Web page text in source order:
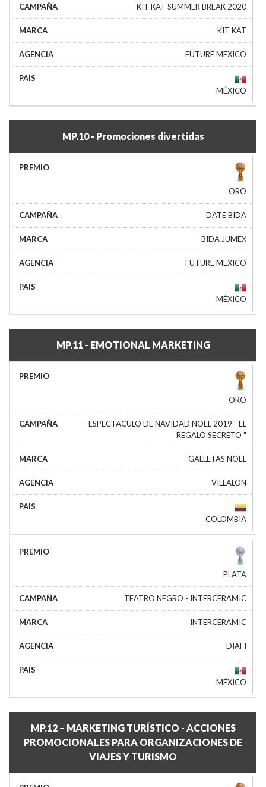
KIT KAT SUMMER BREAK 2020
KIT KAT
FUTURE MEXICO
MÉXICO
MP.10 - Promociones divertidas
ORO
DATE BIDA
BIDA JUMEX
FUTURE MEXICO
MÉXICO
MP.11 - EMOTIONAL MARKETING
ORO
ESPECTACULO DE NAVIDAD NOEL 2019 " EL
REGALO SECRETO "
GALLETAS NOEL
VILLALON
COLOMBIA
PLATA
TEATRO NEGRO - INTERCERAMIC
INTERCERAMIC
DIAFI
MÉXICO
MP.12 – MARKETING TURÍSTICO - ACCIONES
PROMOCIONALES PARA ORGANIZACIONES DE
VIAJES Y TURISMO